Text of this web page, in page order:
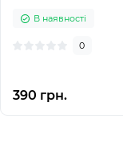
В наявності
0
390 грн.